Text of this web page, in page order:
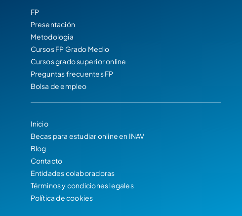
FP
Presentación
Metodología
Cursos FP Grado Medio
Cursos grado superior online
Preguntas frecuentes FP
Bolsa de empleo
Inicio
Becas para estudiar online en INAV
Blog
Contacto
Entidades colaboradoras
Términos y condiciones legales
Política de cookies